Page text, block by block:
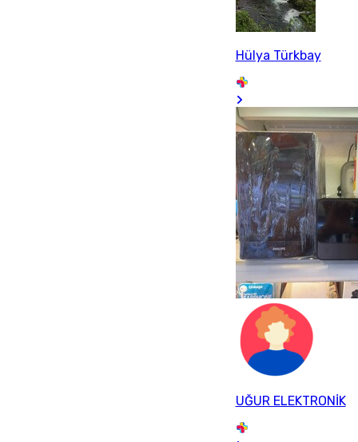
Hülya Türkbay
UĞUR ELEKTRONİK